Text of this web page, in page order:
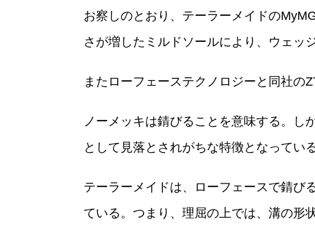
お察しのとおり、テーラーメイドの
さが増したミルドソールにより、ウェッ
またローフェーステクノロジーと同社の
ノーメッキは錆びることを意味する。し
として見落とされがちな特徴となっている
テーラーメイドは、ローフェースで錆び
ている。つまり、理屈の上では、溝の形